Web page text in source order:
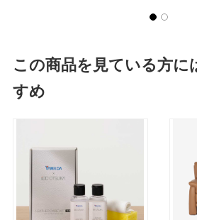
この商品を見ている方に
すめ